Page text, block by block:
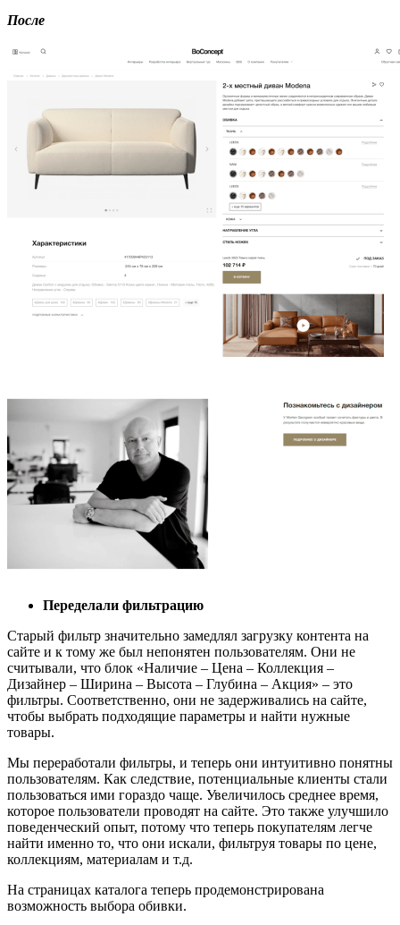
После
Переделали фильтрацию
Старый фильтр значительно замедлял загрузку контента на
сайте и к тому же был непонятен пользователям. Они не
считывали, что блок «Наличие – Цена – Коллекция –
Дизайнер – Ширина – Высота – Глубина – Акция» – это
фильтры. Соответственно, они не задерживались на сайте,
чтобы выбрать подходящие параметры и найти нужные
товары.
Мы переработали фильтры, и теперь они интуитивно понятны
пользователям. Как следствие, потенциальные клиенты стали
пользоваться ими гораздо чаще. Увеличилось среднее время,
которое пользователи проводят на сайте. Это также улучшило
поведенческий опыт, потому что теперь покупателям легче
найти именно то, что они искали, фильтруя товары по цене,
коллекциям, материалам и т.д.
На страницах каталога теперь продемонстрирована
возможность выбора обивки.